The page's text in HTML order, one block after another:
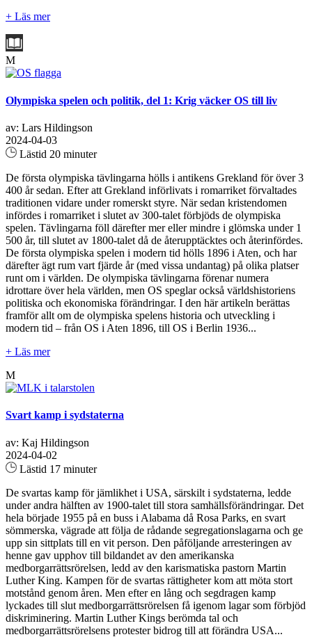
+ Läs mer
M
Olympiska spelen och politik, del 1: Krig väcker OS till liv
av: Lars Hildingson
2024-04-03
Lästid 20 minuter
De första olympiska tävlingarna hölls i antikens Grekland för över 3
400 år sedan. Efter att Grekland införlivats i romarriket förvaltades
traditionen vidare under romerskt styre. När sedan kristendomen
infördes i romarriket i slutet av 300-talet förbjöds de olympiska
spelen. Tävlingarna föll därefter mer eller mindre i glömska under 1
500 år, till slutet av 1800-talet då de återupptäcktes och återinfördes.
De första olympiska spelen i modern tid hölls 1896 i Aten, och har
därefter ägt rum vart fjärde år (med vissa undantag) på olika platser
runt om i världen. De olympiska tävlingarna förenar numera
idrottare över hela världen, men OS speglar också världshistoriens
politiska och ekonomiska förändringar. I den här artikeln berättas
framför allt om de olympiska spelens historia och utveckling i
modern tid – från OS i Aten 1896, till OS i Berlin 1936...
+ Läs mer
M
Svart kamp i sydstaterna
av: Kaj Hildingson
2024-04-02
Lästid 17 minuter
De svartas kamp för jämlikhet i USA, särskilt i sydstaterna, ledde
under andra hälften av 1900-talet till stora samhällsförändringar. Det
hela började 1955 på en buss i Alabama då Rosa Parks, en svart
sömmerska, vägrade att följa de rådande segregationslagarna och ge
upp sin sittplats till en vit person. Den påföljande arresteringen av
henne gav upphov till bildandet av den amerikanska
medborgarrättsrörelsen, ledd av den karismatiska pastorn Martin
Luther King. Kampen för de svartas rättigheter kom att möta stort
motstånd genom åren. Men efter en lång och segdragen kamp
lyckades till slut medborgarrättsrörelsen få igenom lagar som förbjöd
diskriminering. Martin Luther Kings berömda tal och
medborgarrättsrörelsens protester bidrog till att förändra USA...